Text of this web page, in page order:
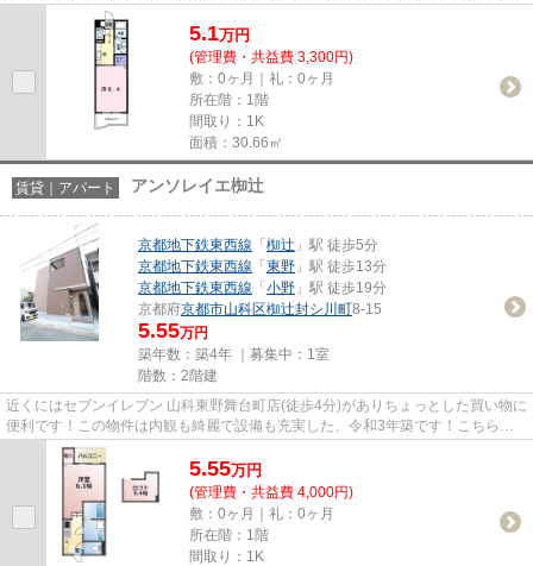
歩5分というアクセス良好な駅...
5.1万円
(管理費・共益費 3,300円)
敷：0ヶ月｜礼：0ヶ月
所在階：1階
間取り：1K
面積：30.66㎡
賃貸｜アパート アンソレイエ椥辻
京都地下鉄東西線 「 椥辻 」駅 徒歩5分
京都地下鉄東西線 「 東野 」駅 徒歩13分
京都地下鉄東西線 「 小野 」駅 徒歩19分
京都府京都市山科区椥辻封シ川町8-15
5.55万円
築年数：築4年 ｜募集中： 1室
階数：2階建
近くにはセブンイレブン 山科東野舞台町店(徒歩4分)がありちょっとした買い物に
便利です！この物件は内観も綺麗で設備も充実した、令和3年築です！こちらの
物件はアパートです！当社イ...
5.55万円
(管理費・共益費 4,000円)
敷：0ヶ月｜礼：0ヶ月
所在階：1階
間取り：1K